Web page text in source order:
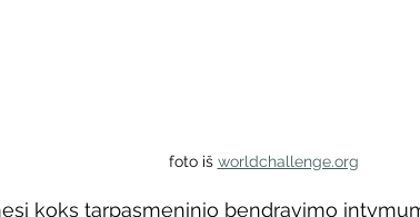
foto iš worldchallenge.org
koks tarpasmeninio bendravimo